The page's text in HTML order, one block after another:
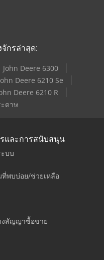
กรล่าสุด:
John Deere 6300
Deere 6210 Se
Deere 6210 R
ะดาษ
และการสนับสนุน
บบ
ที่พบบ่อย/ช่วยเหลือ
งสัญญาซื้อขาย